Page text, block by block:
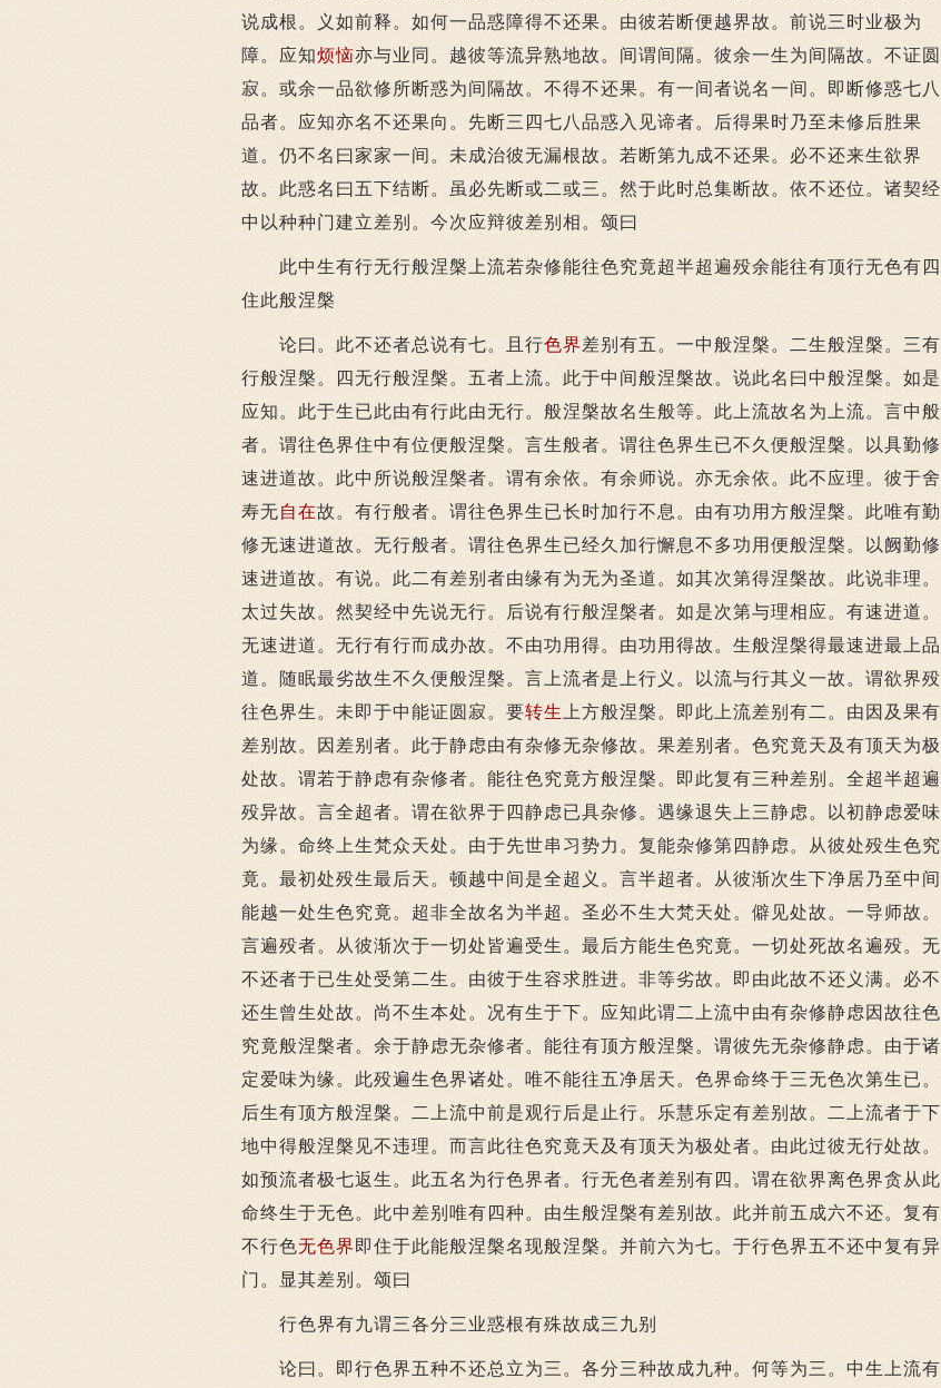
说成根。义如前释。如何一品惑障得不还果。由彼若断便越界故。前说三时业极为
障。应知烦恼亦与业同。越彼等流异熟地故。间谓间隔。彼余一生为间隔故。不证圆
寂。或余一品欲修所断惑为间隔故。不得不还果。有一间者说名一间。即断修惑七八
品者。应知亦名不还果向。先断三四七八品惑入见谛者。后得果时乃至未修后胜果
道。仍不名曰家家一间。未成治彼无漏根故。若断第九成不还果。必不还来生欲界
故。此惑名曰五下结断。虽必先断或二或三。然于此时总集断故。依不还位。诸契经
中以种种门建立差别。今次应辩彼差别相。颂曰
此中生有行无行般涅槃上流若杂修能往色究竟超半超遍殁余能往有顶行无色有四
住此般涅槃
论曰。此不还者总说有七。且行色界差别有五。一中般涅槃。二生般涅槃。三有
行般涅槃。四无行般涅槃。五者上流。此于中间般涅槃故。说此名曰中般涅槃。如是
应知。此于生已此由有行此由无行。般涅槃故名生般等。此上流故名为上流。言中般
者。谓往色界住中有位便般涅槃。言生般者。谓往色界生已不久便般涅槃。以具勤修
速进道故。此中所说般涅槃者。谓有余依。有余师说。亦无余依。此不应理。彼于舍
寿无自在故。有行般者。谓往色界生已长时加行不息。由有功用方般涅槃。此唯有勤
修无速进道故。无行般者。谓往色界生已经久加行懈息不多功用便般涅槃。以阙勤修
速进道故。有说。此二有差别者由缘有为无为圣道。如其次第得涅槃故。此说非理。
太过失故。然契经中先说无行。后说有行般涅槃者。如是次第与理相应。有速进道。
无速进道。无行有行而成办故。不由功用得。由功用得故。生般涅槃得最速进最上品
道。随眠最劣故生不久便般涅槃。言上流者是上行义。以流与行其义一故。谓欲界殁
往色界生。未即于中能证圆寂。要转生 上方般涅槃。即此上流差别有二。由因及果有
差别故。因差别者。此于静虑由有杂修无杂修故。果差别者。色究竟天及有顶天为极
处故。谓若于静虑有杂修者。能往色究竟方般涅槃。即此复有三种差别。全超半超遍
殁异故。言全超者。谓在欲界于四静虑已具杂修。遇缘退失上三静虑。以初静虑爱味
为缘。命终上生梵众天处。由于先世串习势力。复能杂修第四静虑。从彼处殁生色究
竟。最初处殁生最后天。顿越中间是全超义。言半超者。从彼渐次生下净居乃至中间
能越一处生色究竟。超非全故名为半超。圣必不生大梵天处。僻见处故。一导师故。
言遍殁者。从彼渐次于一切处皆遍受生。最后方能生色究竟。一切处死故名遍殁。无
不还者于已生处受第二生。由彼于生容求胜进。非等劣故。即由此故不还义满。必不
还生曾生处故。尚不生本处。况有生于下。应知此谓二上流中由有杂修静虑因故往色
究竟般涅槃者。余于静虑无杂修者。能往有顶方般涅槃。谓彼先无杂修静虑。由于诸
定爱味为缘。此殁遍生色界诸处。唯不能往五净居天。色界命终于三无色次第生已。
后生有顶方般涅槃。二上流中前是观行后是止行。乐慧乐定有差别故。二上流者于下
地中得般涅槃见不违理。而言此往色究竟天及有顶天为极处者。由此过彼无行处故。
如预流者极七返生。此五名为行色界者。行无色者差别有四。谓在欲界离色界贪从此
命终生于无色。此中差别唯有四种。由生般涅槃有差别故。此并前五成六不还。复有
不行色无色界 即住于此能般涅槃名现般涅槃。并前六为七。于行色界五不还中复有异
门。显其差别。颂曰
行色界有九谓三各分三业惑根有殊故成三九别
论曰。即行色界五种不还总立为三。各分三种故成九种。何等为三。中生上流有